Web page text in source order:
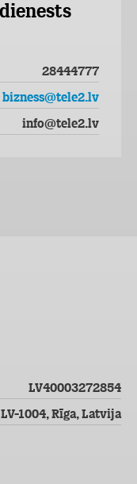
28444777
bizness@tele2.lv
info@tele2.lv
LV40003272854
1004, Rīga, Latvija